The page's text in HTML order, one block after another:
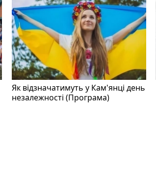
Як відзначатимуть у Кам'янці день
незалежності (Програма)